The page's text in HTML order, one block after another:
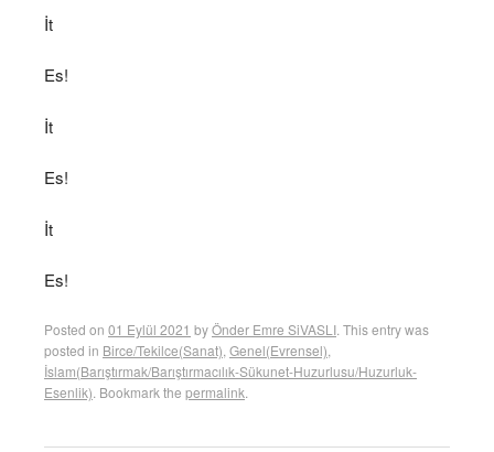
İt
Es!
İt
Es!
İt
Es!
Posted on 01 Eylül 2021 byÖnder Emre SiVASLI . This entry was
posted in Birce/Tekilce(Sanat) Genel(Evrensel)
İslam(Barıştırmak/Barıştırmacılık-Sükunet-Huzurlusu/Huzurluk-
Esenlik) . Bookmark the permalink